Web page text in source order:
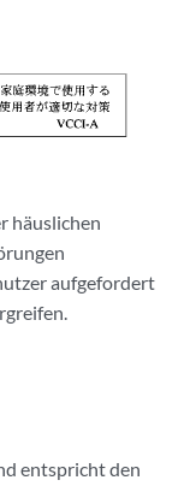
häuslichen
aufgefordert
entspricht den